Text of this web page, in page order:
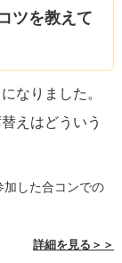
ツを教えて
なりました。
えはどういう
加した合コンでの
詳細を見る＞＞